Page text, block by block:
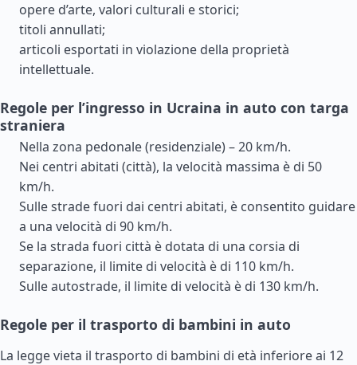
opere d’arte, valori culturali e storici;
titoli annullati;
articoli esportati in violazione della proprietà
intellettuale.
Regole per l’ingresso in Ucraina in auto con targa
straniera
Nella zona pedonale (residenziale) – 20 km/h.
Nei centri abitati (città), la velocità massima è di 50
km/h.
Sulle strade fuori dai centri abitati, è consentito guidare
a una velocità di 90 km/h.
Se la strada fuori città è dotata di una corsia di
separazione, il limite di velocità è di 110 km/h.
Sulle autostrade, il limite di velocità è di 130 km/h.
Regole per il trasporto di bambini in auto
La legge vieta il trasporto di bambini di età inferiore ai 12